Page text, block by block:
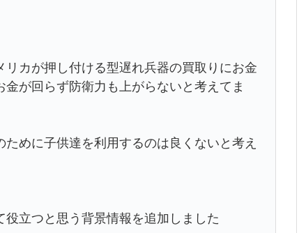
カが押し付ける型遅れ兵器の買取りにお金
が回らず防衛力も上がらないと考えてま
めに子供達を利用するのは良くないと考え
立つと思う背景情報を追加しました